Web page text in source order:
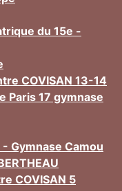
du 15e -
COVISAN 13-14
Paris 17 gymnase
Gymnase Camou
COVISAN 5